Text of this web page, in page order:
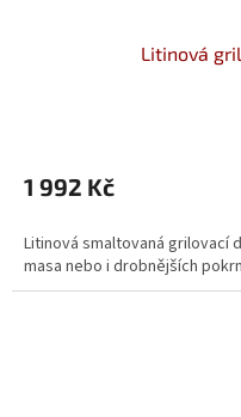
Litinová
1 992 Kč
Litinová smaltovaná grilovací
masa nebo i drobnějších